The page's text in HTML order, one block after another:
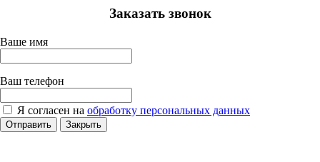
Заказать звонок
Ваше имя
Ваш телефон
Я согласен на обработку персональных данных
Отправить Закрыть